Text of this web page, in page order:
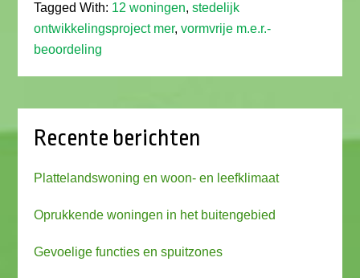
Tagged With: 12 woningen,stedelijk
ontwikkelingsproject mer,vormvrije m.e.r.-
beoordeling
Recente berichten
Plattelandswoning en woon- en leefklimaat
Oprukkende woningen in het buitengebied
Gevoelige functies en spuitzones